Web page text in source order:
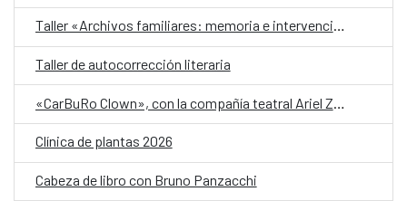
Taller «Archivos familiares: memoria e intervención»
Taller de autocorrección literaria
Clínica de plantas 2026
Cabeza de libro con Bruno Panzacchi